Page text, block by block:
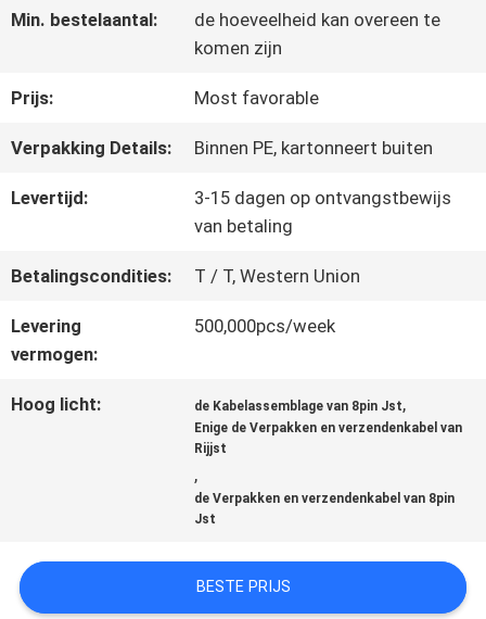
CONTACT
GEVALLEN
VRAAG
SITEMAP
Min. bestelaantal:
de hoeveelheid kan overeen te
komen zijn
Prijs: Most favorable
Verpakking Details: Binnen PE, kartonneert buiten
Levertijd:
3-15 dagen op ontvangstbewijs
van betaling
Betalingscondities: T / T, Western Union
Levering
vermogen:
500,000pcs/week
Hoog licht: de Kabelassemblage van 8pin Jst,
Enige de Verpakken en verzendenkabel van
Rijjst
,
de Verpakken en verzendenkabel van 8pin
Jst
BESTE PRIJS